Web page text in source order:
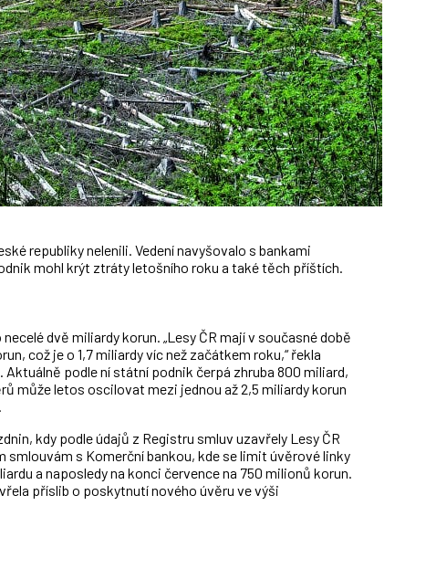
republiky nelenili. Vedení navyšovalo s bankami
mohl krýt ztráty letošního roku a také těch příštích.
dvě miliardy korun. „Lesy ČR mají v současné době
což je o 1,7 miliardy víc než začátkem roku,“ řekla
podle ní státní podnik čerpá zhruba 800 miliard,
může letos oscilovat mezi jednou až 2,5 miliardy korun
kdy podle údajů z Registru smluv uzavřely Lesy ČR
s Komerční bankou, kde se limit úvěrové linky
a naposledy na konci července na 750 milionů korun.
příslib o poskytnutí nového úvěru ve výši